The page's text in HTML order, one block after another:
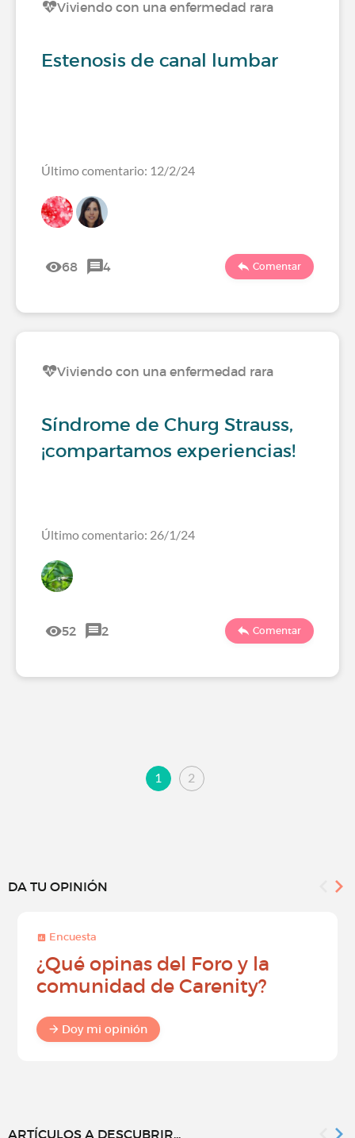
Viviendo con una enfermedad rara
Estenosis de canal lumbar
Último comentario: 12/2/24
68 4 Comentar
Viviendo con una enfermedad rara
Síndrome de Churg Strauss,
¡compartamos experiencias!
Último comentario: 26/1/24
52 2 Comentar
1 2
DA TU OPINIÓN
Encuesta
¿Qué opinas del Foro y la
comunidad de Carenity?
Doy mi opinión
ARTÍCULOS A DESCUBRIR...